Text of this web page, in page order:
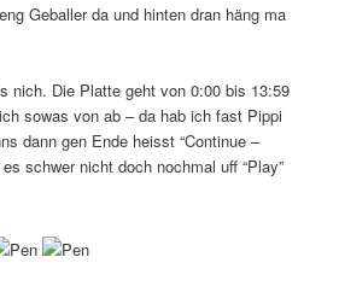
Geballer da und hinten dran häng ma
nich. Die Platte geht von 0:00 bis 13:59
sowas von ab – da hab ich fast Pippi
dann gen Ende heisst “Continue –
schwer nicht doch nochmal uff “Play”